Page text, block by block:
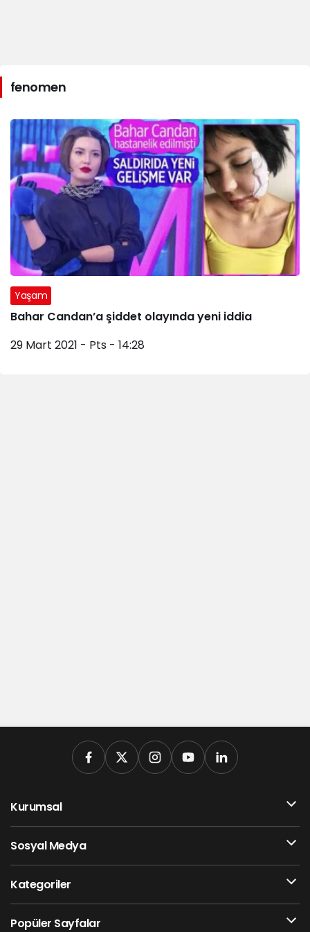
fenomen
Yaşam
Bahar Candan’a şiddet olayında yeni iddia
29 Mart 2021 - Pts - 14:28
Kurumsal
Sosyal Medya
Kategoriler
Popüler Sayfalar